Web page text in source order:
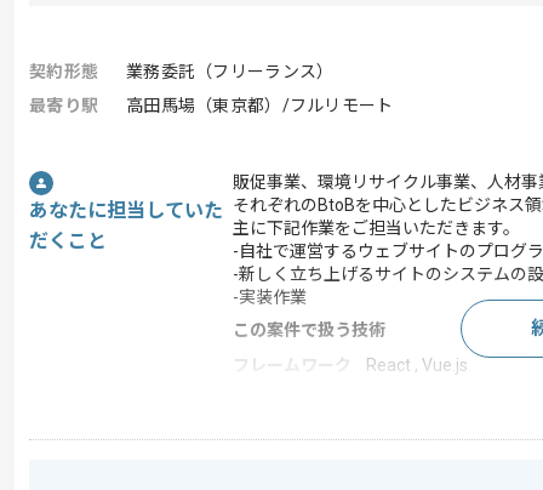
契約形態
業務委託（フリーランス）
最寄り駅
高田馬場（東京都）/フルリモート
あなたに担当していた
だくこと
販促事業、環境リサイクル事業、人材
それぞれのBtoBを中心としたビジネス
主に下記作業をご担当いただきます。
-自社で運営するウェブサイトのプログ
-新しく立ち上げるサイトのシステムの
-実装作業
この案件で扱う技術
フレームワーク
React , Vue.js
業務内容
新規開発 , 追加開発